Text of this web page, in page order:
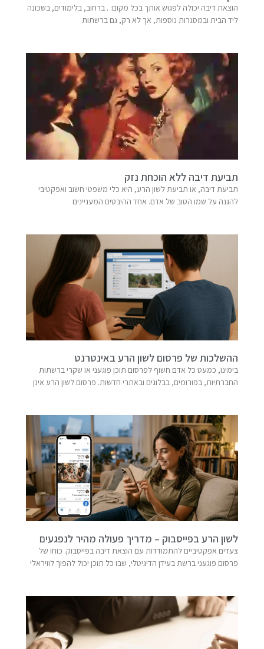
הוצאת דיבה יכולה לפגוש אותך בכל מקום: . ברחוב, בלימודים, בשכונה
ליד הבית ובמסגרות נוספות, אך לא רק, גם ברשתות
תביעת דיבה ללא הוכחת נזק
תביעת דיבה, או תביעת לשון הרע, היא כלי משפטי חשוב ואפקטיבי
להגנה על שמו הטוב של אדם. אחד ההיבטים המעניינים
ההשלכות של פרסום לשון הרע באינטרנט
בימינו, כמעט כל אדם חשוף לפרסום תוכן פוגעני או שקרי ברשתות
החברתיות, בפורומים, בבלוגים ובאתרי חדשות. פרסום לשון הרע אינן
לשון הרע בפייסבוק – מדריך פעולה מהיר לנפגעים
צעדים אפקטיביים להתמודדות עם הוצאת דיבה בפייסבוק. כוחו של
פרסום פוגעני ברשת בעידן הדיגיטלי, שבו כל תוכן יכול להפוך לוויראלי